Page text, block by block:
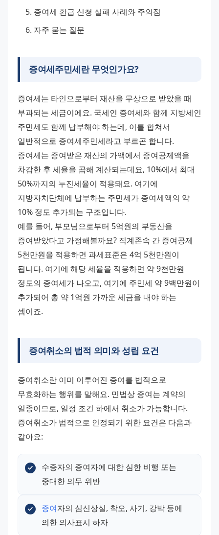
증여세 환급 신청 실패 사례와 주의점
자주 묻는 질문
증여세주민세란 무엇인가요?
증여세는 타인으로부터 재산을 무상으로 받았을 때
부과되는 세금이에요. 국세인 증여세와 함께 지방세인
주민세도 함께 납부해야 하는데, 이를 합쳐서
일반적으로 증여세주민세라고 부르곤 합니다.
증여세는 증여받은 재산의 가액에서 증여공제액을
차감한 후 세율을 곱해 계산되는데요, 10%에서 최대
50%까지의 누진세율이 적용돼요. 여기에
지방자치단체에 납부하는 주민세가 증여세액의 약
10% 정도 추가되는 구조입니다.
예를 들어, 부모님으로부터 5억원의 부동산을
증여받았다고 가정해볼까요? 직계존속 간 증여공제
5천만원을 적용하면 과세표준은 4억 5천만원이
됩니다. 여기에 해당 세율을 적용하면 약 9천만원
정도의 증여세가 나오고, 여기에 주민세 약 9백만원이
추가되어 총 약 1억원 가까운 세금을 내야 하는
셈이죠.
증여취소의 법적 의미와 성립 요건
증여취소란 이미 이루어진 증여를 법적으로
무효화하는 행위를 말해요. 민법상 증여는 계약의
일종이므로, 일정 조건 하에서 취소가 가능합니다.
증여취소가 법적으로 인정되기 위한 요건은 다음과
같아요:
수증자의 증여자에 대한 심한 비행 또는
중대한 의무 위반
증여자의 심신상실, 착오, 사기, 강박 등에
의한 의사표시 하자